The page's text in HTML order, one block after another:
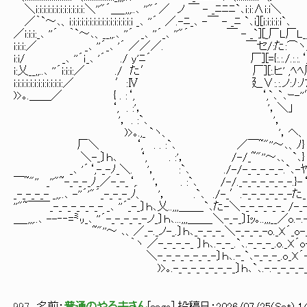
＼i:i:i:i:i:i:i:i:i:i:i:i:＼''"´＿_,,,..､ ''"´／ ノ ￣ - _ﾆﾆﾆ`､i:i:∧i:i＼
／｀`～､、i:i:i:i:i:i:i:i:i:i:i:i:i:i:i:i _､ ''´ ／.-ﾆ_､ -￣ - _ﾆ `､i][i:i:i:i:i`､
／i:i:i:_､ ''´ ｀`～､、__,,.､ ''´ _､ ''´_､ ''"´ ￣ - _`][_厂L厂
i:i:i:／ _､ ''´_､ '´ ／／／. ￣セ/:た:⌒ヽ
i:i/ _､ ''´ｉ_､ '´ ./ y'ﾆ´ 厂][={:.:./.:.:.‘,
i:乂__,,..､ ''´i:i:i:／ ./ た′ 厂][:.ヒ' ,ﾍﾍ厂
i:i:i:i:i:i:i:i:i:i:i:i:／ ′:Ⅳ 廴∨:.:.ノ:ﾉ:ﾉ
)>｡.＿＿／ { . :‘, ‘,`､`､ｰ-''′
‘, . :'， '，＼」
'， . :`､ '，
)>｡.,_ `ヽ、 '，ヘ、
厂＼ ‘, . . :`､ ／￣~"''～､、ﾉ}
＼-_〕ｈ､ ‘, . :'， /-/_~"''～､、 `､}
_､ '´‘,-_-ﾉ_＼. '， :`､ ./-/-_-_-_-_-.`､-
￣~"'' _''"~-_-_-_ﾉ_／-_-_‘,. '， . :`､ /-/._-_-_-_-_-_-.}-
_-_-_-_- _,,..､ -''´'"´_-_-_-_ﾉ、 '， .`､ ./-_′.-_-_-_-_-_-た
''"~￣￣_-_-_-_-_-_- _､ ''´_-_〕ｈ､乂..,,,＿＿_`､た-＼-_-_-_-_-_ /-
＿_,,,..､ --‐‐=㍉_､ ''´-_-_-_-_-ノ_〕ｈ､...,,,＿＿_＼-_-_〕Iｯ｡..,,,__／o.-
~"''～ ､、／_-._ノ-_.〕ｈ､_-_-_-_＼-_-_-_-o._X´_o-
｀ヽ ／-_-_-_-_ 〕ｈ､.-_-_.`､.-_-_-_.o._X´o-
＼-_-_-_-_-_-_-〕ｈ､.-_`､-_-_-_.o_X´-_-
)>｡.-_-_-_-_-_-_-_〕ｈ､`､.-.-_-_-_-_-_-